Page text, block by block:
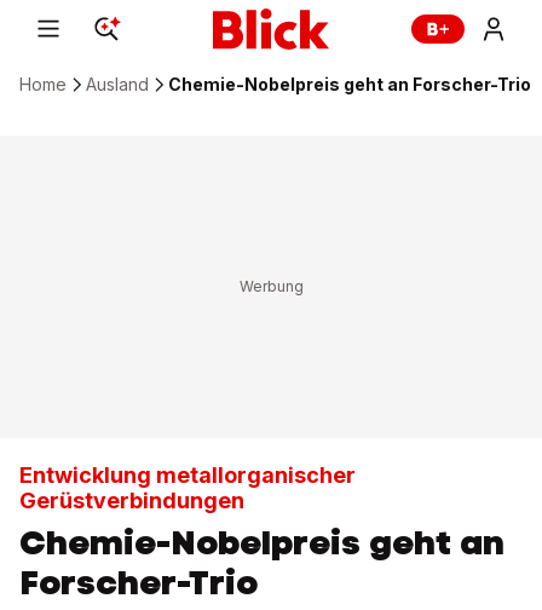
Home Ausland Chemie-Nobelpreis geht an Forscher-Trio
Entwicklung metallorganischer
Gerüstverbindungen
Chemie-Nobelpreis geht an
Forscher-Trio